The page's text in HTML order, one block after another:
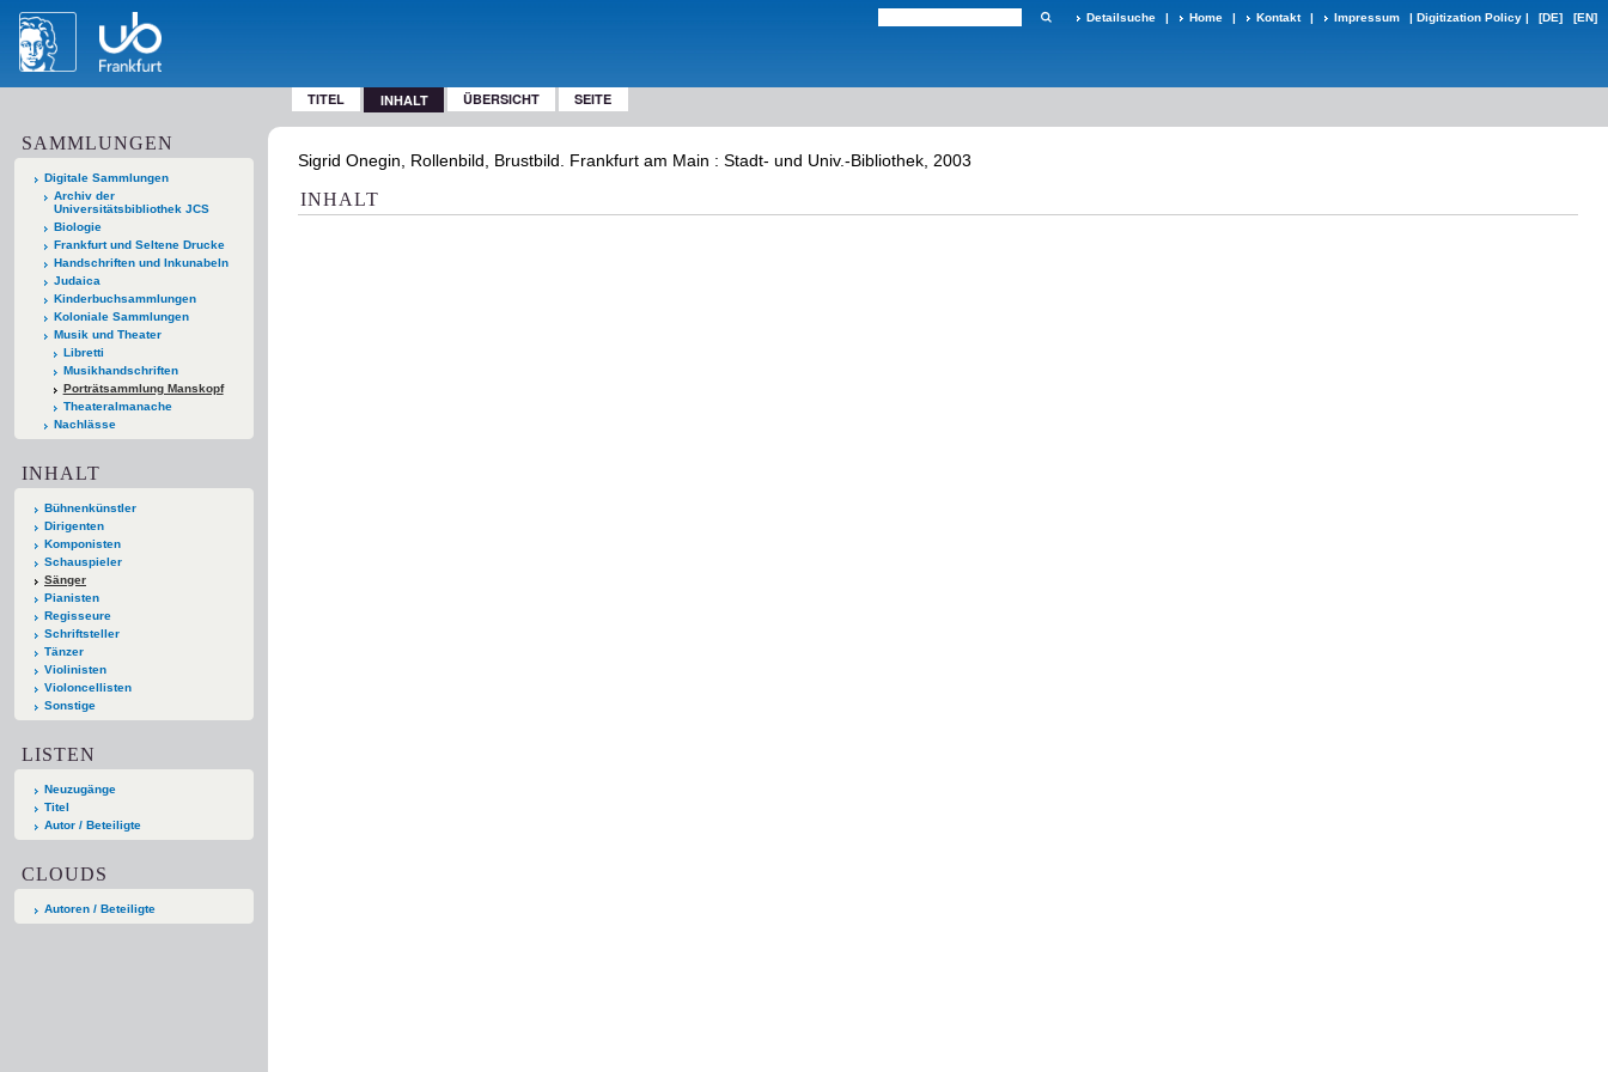
Detailsuche | Home | Kontakt | Impressum | Digitization Policy | [DE] [EN]
TITEL INHALT ÜBERSICHT SEITE
SAMMLUNGEN
Digitale Sammlungen
Archiv der
Universitätsbibliothek JCS
Biologie
Frankfurt und Seltene Drucke
Handschriften und Inkunabeln
Judaica
Kinderbuchsammlungen
Koloniale Sammlungen
Musik und Theater
Libretti
Musikhandschriften
Porträtsammlung Manskopf
Theateralmanache
Nachlässe
INHALT
Bühnenkünstler
Dirigenten
Komponisten
Schauspieler
Sänger
Pianisten
Regisseure
Schriftsteller
Tänzer
Violinisten
Violoncellisten
Sonstige
LISTEN
Neuzugänge
Titel
Autor / Beteiligte
CLOUDS
Autoren / Beteiligte
Sigrid Onegin, Rollenbild, Brustbild. Frankfurt am Main : Stadt- und Univ.-Bibliothek, 2003
INHALT